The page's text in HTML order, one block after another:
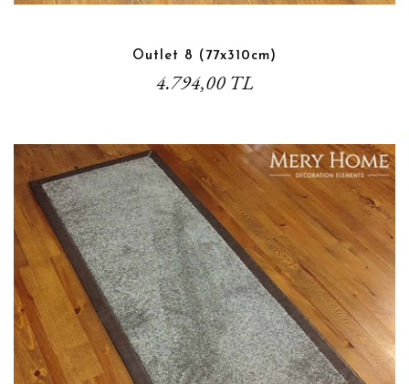
Outlet 8 (77x310cm)
4.794,00 TL